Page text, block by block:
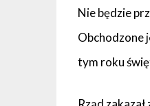
Nie będzie
Obchodzone
tym roku